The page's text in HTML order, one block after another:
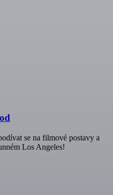
se na filmové postavy a
Los Angeles!